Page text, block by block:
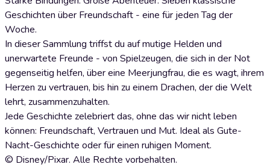
Geschichten über Freundschaft - eine für jeden Tag der
Woche.
In dieser Sammlung triffst du auf mutige Helden und
unerwartete Freunde - von Spielzeugen, die sich in der Not
gegenseitig helfen, über eine Meerjungfrau, die es wagt, ihrem
Herzen zu vertrauen, bis hin zu einem Drachen, der die Welt
lehrt, zusammenzuhalten.
Jede Geschichte zelebriert das, ohne das wir nicht leben
können: Freundschaft, Vertrauen und Mut. Ideal als Gute-
Nacht-Geschichte oder für einen ruhigen Moment.
© Disney/Pixar. Alle Rechte vorbehalten.